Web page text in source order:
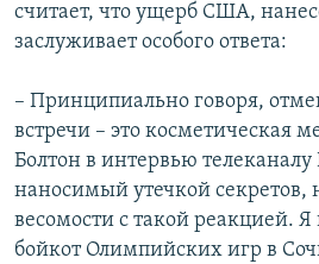
считает, что ущерб США,
заслуживает особого ответа:
– Принципиально говоря,
встречи – это косметическая
Болтон в интервью телеканалу
наносимый утечкой секретов,
весомости с такой реакцией.
бойкот Олимпийских игр в